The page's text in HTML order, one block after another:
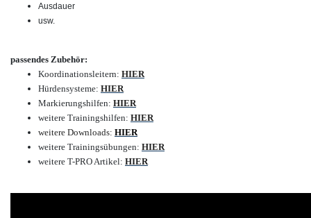
Ausdauer
usw.
passendes Zubehör:
Koordinationsleitern: HIER
Hürdensysteme: HIER
Markierungshilfen: HIER
weitere Trainingshilfen: HIER
weitere Downloads: HIER
weitere Trainingsübungen: HIER
weitere T-PRO Artikel: HIER